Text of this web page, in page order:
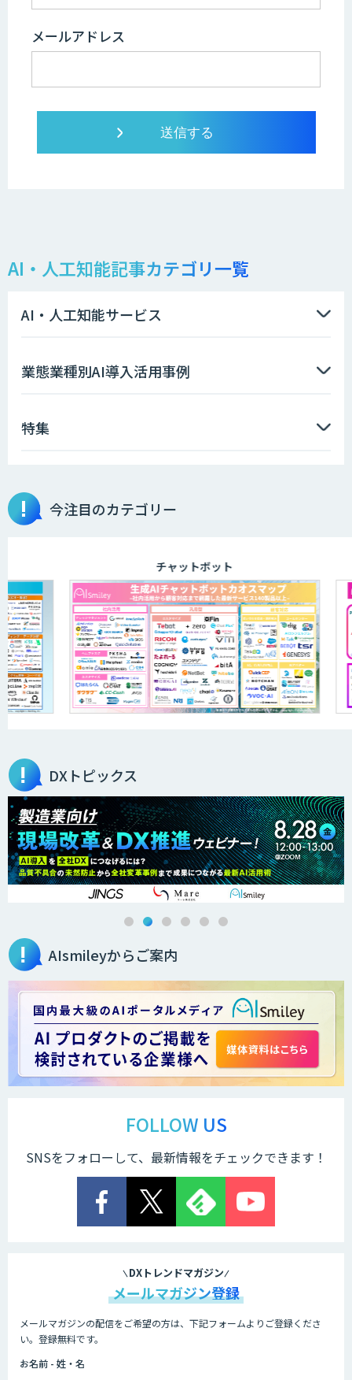
メールアドレス
AI・人工知能記事カテゴリ一覧
AI・人工知能サービス
業態業種別AI導入活用事例
特集
今注目のカテゴリー
チャットボット
DXトピックス
AIsmileyからご案内
FOLLOW US
SNSをフォローして、最新情報をチェックできます！
DXトレンドマガジン
メールマガジン登録
メールマガジンの配信をご希望の方は、下記フォームよりご登録くださ
い。登録無料です。
お名前 - 姓・名